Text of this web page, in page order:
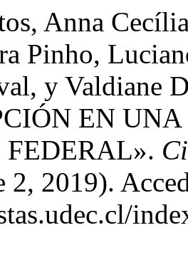
Anna
Pinho,
y Valdiane
EN
2, 2019).